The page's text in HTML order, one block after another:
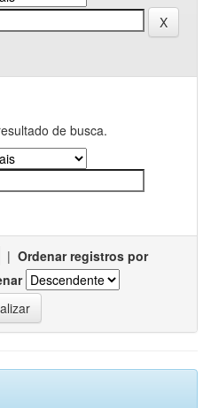
de busca.
| Ordenar registros por